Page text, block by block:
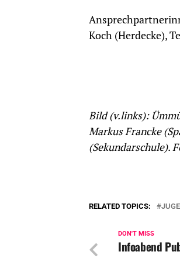
Koch (Herdecke),
Bild (v.links):
Markus Francke
(Sekundarschule).
RELATED TOPICS:
DON'T MISS
Infoabend